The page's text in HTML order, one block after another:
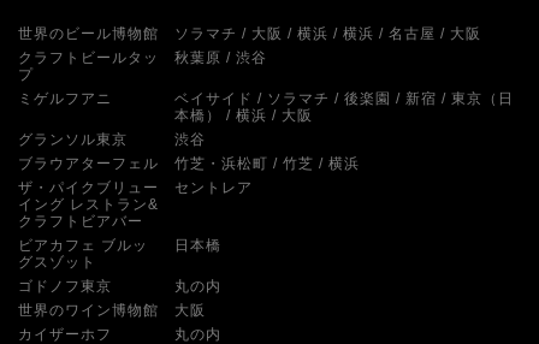
世界のビール博物館 ソラマチ 大阪 横浜 横浜 名古屋
大阪
クラフトビールタッ
プ
秋葉原 渋谷
ミゲルフアニ ベイサイド ソラマチ 後楽園 新宿
東京（日
本橋）
横浜
大阪
グランソル東京
渋谷
ブラウアターフェル
竹芝・浜松町 竹芝
横浜
ザ・パイクブリュー
イング レストラン&
クラフトビアバー
セントレア
ビアカフェ ブルッ
グスゾット
日本橋
ゴドノフ東京
丸の内
世界のワイン博物館
大阪
カイザーホフ
丸の内